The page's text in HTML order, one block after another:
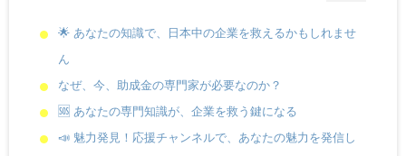
🌟 あなたの知識で、日本中の企業を救えるかもしれませ
ん
なぜ、今、助成金の専門家が必要なのか？
🆘 あなたの専門知識が、企業を救う鍵になる
📣 魅力発見！応援チャンネルで、あなたの魅力を発信し